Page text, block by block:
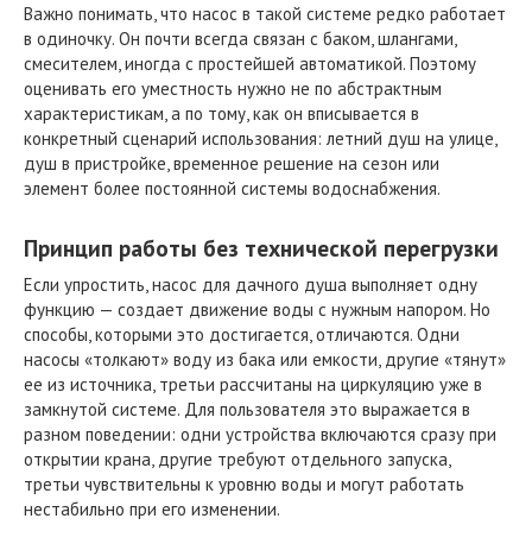
Важно понимать, что насос в такой системе редко работает
в одиночку. Он почти всегда связан с баком, шлангами,
смесителем, иногда с простейшей автоматикой. Поэтому
оценивать его уместность нужно не по абстрактным
характеристикам, а по тому, как он вписывается в
конкретный сценарий использования: летний душ на улице,
душ в пристройке, временное решение на сезон или
элемент более постоянной системы водоснабжения.
Принцип работы без технической перегрузки
Если упростить, насос для дачного душа выполняет одну
функцию — создает движение воды с нужным напором. Но
способы, которыми это достигается, отличаются. Одни
насосы «толкают» воду из бака или емкости, другие «тянут»
ее из источника, третьи рассчитаны на циркуляцию уже в
замкнутой системе. Для пользователя это выражается в
разном поведении: одни устройства включаются сразу при
открытии крана, другие требуют отдельного запуска,
третьи чувствительны к уровню воды и могут работать
нестабильно при его изменении.